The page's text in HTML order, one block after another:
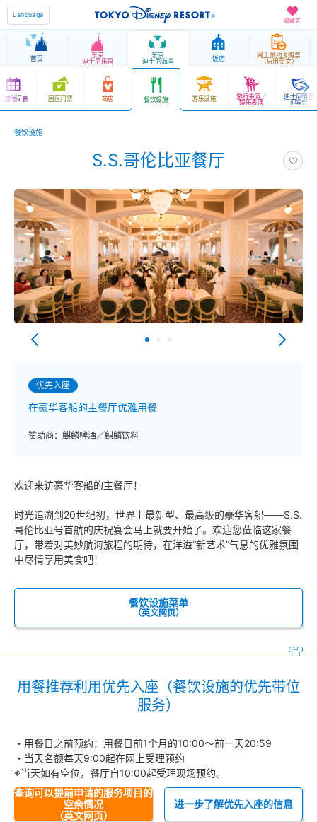
收藏夹
Language
首页 东京
迪士尼乐园
东京
迪士尼海洋 饭店 网上预约＆购票
（只用英文）
营时间表 园区门票 商店 餐饮设施 游乐设施 游行表演／
娱乐表演
迪士尼明星
迎宾会
餐饮设施
S.S.哥伦比亚餐厅
优先入座
在豪华客船的主餐厅优雅用餐
赞助商：麒麟啤酒／麒麟饮料
欢迎来访豪华客船的主餐厅！
时光追溯到20世纪初，世界上最新型、最高级的豪华客船——S.S.
哥伦比亚号首航的庆祝宴会马上就要开始了。欢迎您莅临这家餐
厅，带着对美妙航海旅程的期待，在洋溢“新艺术”气息的优雅氛围
中尽情享用美食吧！
餐饮设施菜单
（英文网页）
用餐推荐利用优先入座（餐饮设施的优先带位
服务）
・用餐日之前预约：用餐日前1个月的10:00～前一天20:59
・当天名额每天9:00起在网上受理预约
※当天如有空位，餐厅自10:00起受理现场预约。
查询可以提前申请的服务项目的
空余情况
（英文网页）
进一步了解优先入座的信息